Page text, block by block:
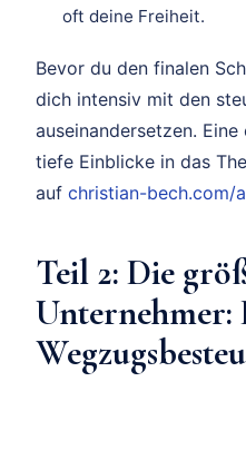
oft deine Freiheit.
Bevor du den finalen
dich intensiv mit den
auseinandersetzen.
tiefe Einblicke in das
auf christian-bech.com/
Teil 2: Die
Unternehmer: